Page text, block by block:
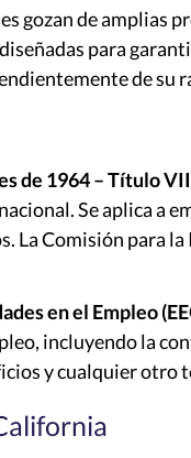
gozan de amplias
para
de su
de 1964 – Título
Se aplica a
La Comisión para
en el Empleo
incluyendo la
y cualquier otro